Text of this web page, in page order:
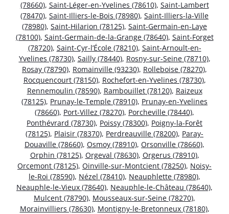
(78660), Saint-Léger-en-Yvelines (78610), Saint-Lambert
(78470), Saint-Illiers-le-Bois (78980), Saint-Illiers-la-Ville
(78980), Saint-Hilarion (78125), Saint-Germain-en-Laye
(78100), Saint-Germain-de-la-Grange (78640), Saint-Forget
(78720), Saint-Cyr-l’École (78210), Saint-Arnoult-en-
Yvelines (78730), Sailly (78440), Rosny-sur-Seine (78710),
Rosay (78790), Romainville (93230), Rolleboise (78270),
Rocquencourt (78150), Rochefort-en-Yvelines (78730),
Rennemoulin (78590), Rambouillet (78120), Raizeux
(78125), Prunay-le-Temple (78910), Prunay-en-Yvelines
(78660), Port-Villez (78270), Porcheville (78440),
Ponthévrard (78730), Poissy (78300), Poigny-la-Forêt
(78125), Plaisir (78370), Perdreauville (78200), Paray-
Douaville (78660), Osmoy (78910), Orsonville (78660),
Orphin (78125), Orgeval (78630), Orgerus (78910),
Orcemont (78125), Oinville-sur-Montcient (78250), Noisy-
le-Roi (78590), Nézel (78410), Neauphlette (78980),
Neauphle-le-Vieux (78640), Neauphle-le-Château (78640),
Mulcent (78790), Mousseaux-sur-Seine (78270),
Morainvilliers (78630), Montigny-le-Bretonneux (78180),